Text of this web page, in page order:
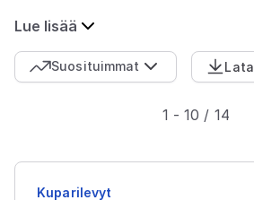
Lue lisää
Suosituimmat
1 -10 / 14
Kuparilevyt